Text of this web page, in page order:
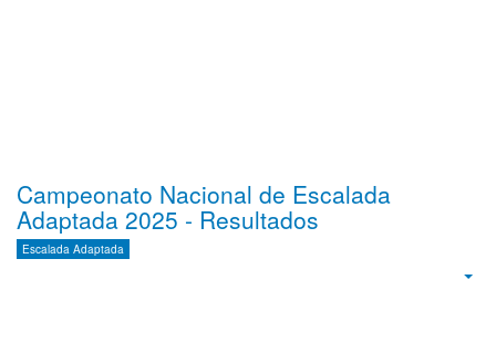
Campeonato Nacional de Escalada
Adaptada 2025 - Resultados
Escalada Adaptada